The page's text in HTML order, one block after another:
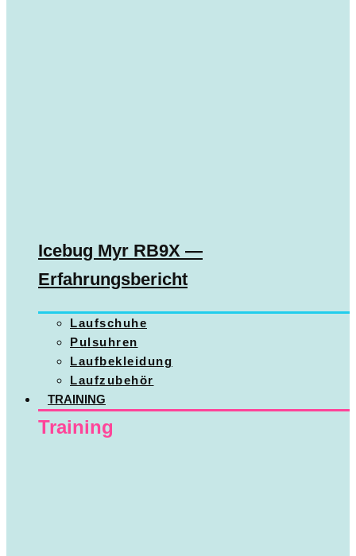
Icebug Myr RB9X —
Erfahrungsbericht
Laufschuhe
Pulsuhren
Laufbekleidung
Laufzubehör
TRAINING
Training